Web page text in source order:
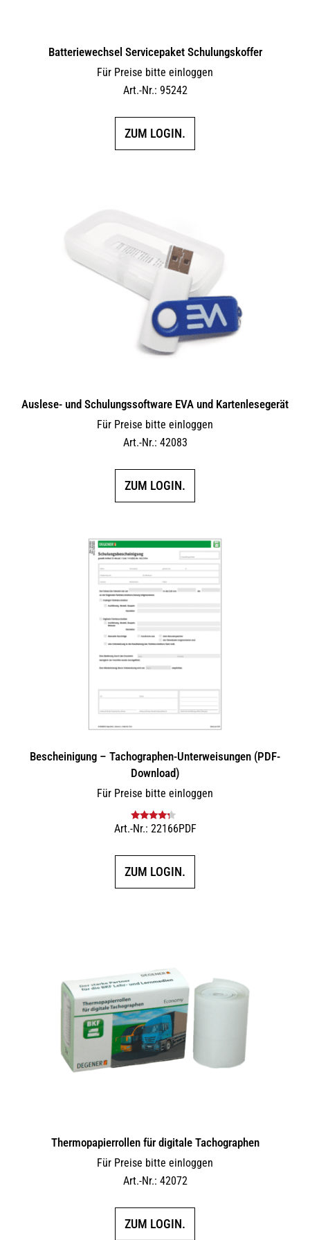
Batteriewechsel Servicepaket Schulungskoffer
Für Preise bitte einloggen
Art.-Nr.: 95242
ZUM LOGIN.
Auslese- und Schulungssoftware EVA und Kartenlesegerät
Für Preise bitte einloggen
Art.-Nr.: 42083
ZUM LOGIN.
Bescheinigung – Tachographen-Unterweisungen (PDF-
Download)
Für Preise bitte einloggen
Bewertet
Art.-Nr.: 22166PDF
ZUM LOGIN.
Thermopapierrollen für digitale Tachographen
Für Preise bitte einloggen
Art.-Nr.: 42072
ZUM LOGIN.